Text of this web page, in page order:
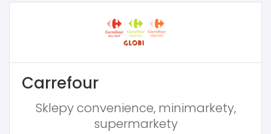
Carrefour
Sklepy convenience, minimarkety,
supermarkety